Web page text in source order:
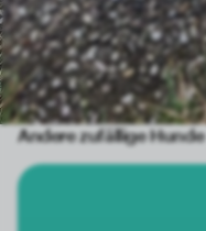
Andere zufällige Hunde